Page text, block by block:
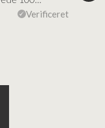
Verificeret